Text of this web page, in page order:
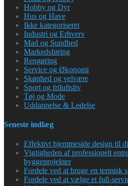
Hobby og Dyr
Hus og Have
Ikke kategoriseret
Industri og Erhverv
Mad og Sundhed
Markedsføring
Rengøring
Service og Økonomi
Skønhed og velvære
Sport og friluftsliv
Tøj og Mode
Uddannelse & Ledelse
Seneste indlæg
Effektivt hjemmeside design til
Vigtigheden af professionelt
byggeprojekter
Fordele ved at bruge en termisk
Fordele ved at vælge et full-